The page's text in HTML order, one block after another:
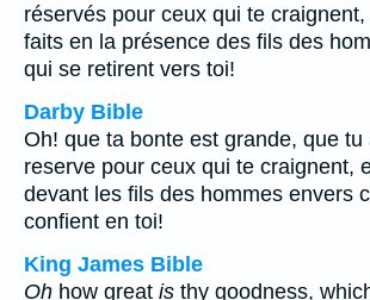
réservés pour ceux qui te
faits en la présence des fils des
qui se retirent vers toi!
Darby Bible
Oh! que ta bonte est grande, que tu
reserve pour ceux qui te craignent,
devant les fils des hommes envers
confient en toi!
King James Bible
Oh how great is thy goodness,